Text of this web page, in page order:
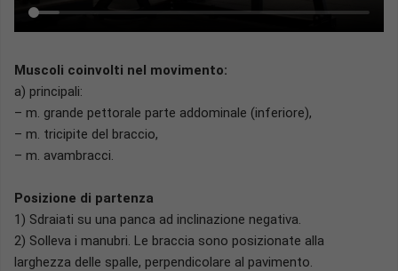
Muscoli coinvolti nel movimento:
a) principali:
– m. grande pettorale parte addominale (inferiore),
– m. tricipite del braccio,
– m. avambracci.
Posizione di partenza
1) Sdraiati su una panca ad inclinazione negativa.
2) Solleva i manubri. Le braccia sono posizionate alla
larghezza delle spalle, perpendicolare al pavimento.